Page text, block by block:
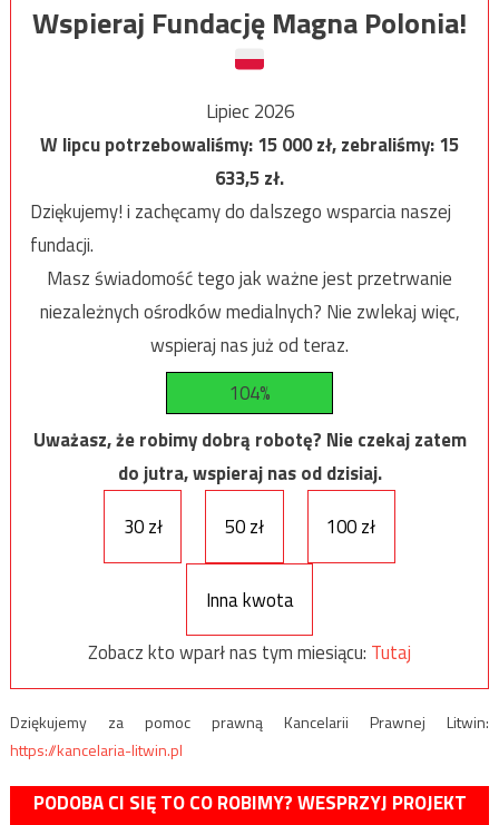
Wspieraj Fundację Magna Polonia!
Lipiec 2026
W lipcu potrzebowaliśmy:15 000zł, zebraliśmy:15
633,5zł.
Dziękujemy! i zachęcamy do dalszego wsparcia naszej
fundacji.
Masz świadomość tego jak ważne jest przetrwanie
niezależnych ośrodków medialnych? Nie zwlekaj więc,
wspieraj nas już od teraz.
104%
Uważasz, że robimy dobrą robotę? Nie czekaj zatem
do jutra, wspieraj nas od dzisiaj.
30 zł
50 zł 100 zł
Inna kwota
Zobacz kto wparł nas tym miesiącu: Tutaj
Dziękujemy za pomoc prawną Kancelarii Prawnej Litwin:
https://kancelaria-litwin.pl
PODOBA CI SIĘ TO CO ROBIMY? WESPRZYJ PROJEKT